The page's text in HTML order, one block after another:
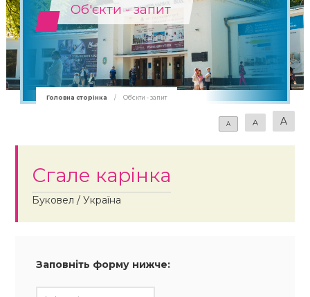
Об'єкти - запит
Головна сторінка / Об'єкти - запит
A A A
Сгале карінка
Буковел / Україна
Заповніть форму нижче: